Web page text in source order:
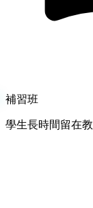
補習班
學生長時間留在